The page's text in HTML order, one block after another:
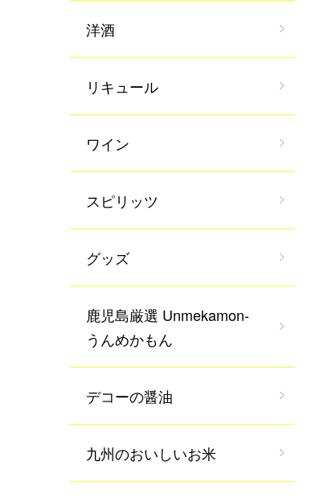
洋酒
リキュール
ワイン
スピリッツ
グッズ
鹿児島厳選 Unmekamon-
うんめかもん
デコーの醤油
九州のおいしいお米